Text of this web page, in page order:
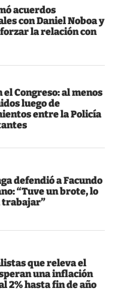
acuerdos
con Daniel Noboa y
la relación con
el Congreso: al menos
luego de
entre la Policía
defendió a Facundo
“Tuve un brote, lo
trabajar”
que releva el
una inflación
2% hasta fin de año